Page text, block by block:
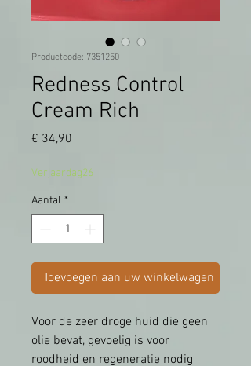
Productcode: 7351250
Redness Control
Cream Rich
€ 34,90
Verjaardag26
Aantal *
Toevoegen aan uw winkelwagen
Voor de zeer droge huid die geen
olie bevat, gevoelig is voor
roodheid en regeneratie nodig